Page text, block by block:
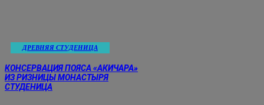
ДРЕВНЯЯ СТУДЕНИЦА
КОНСЕРВАЦИЯ ПОЯСА «АКИЧАРА»
ИЗ РИЗНИЦЫ МОНАСТЫРЯ
СТУДЕНИЦА